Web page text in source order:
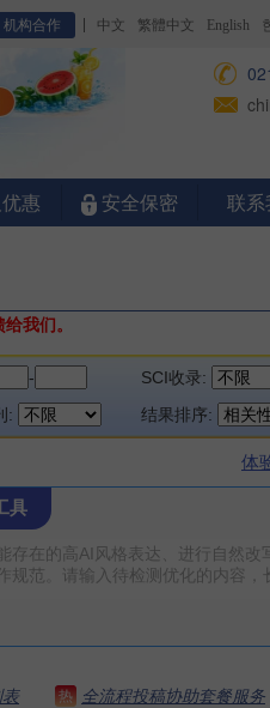
机构合作 中文 繁體中文 English
惠 安全保密 联系
我们。
-
SCI收录:
: 结果排序:
体
具
热 全流程投稿协助套餐服务